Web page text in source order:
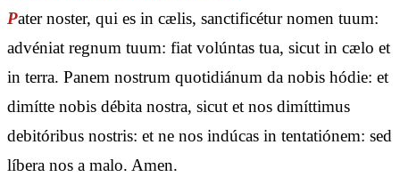
Pater noster, qui es in cælis, sanctificétur nomen tuum:
advéniat regnum tuum: fiat volúntas tua, sicut in cælo et
in terra. Panem nostrum quotidiánum da nobis hódie: et
dimítte nobis débita nostra, sicut et nos dimíttimus
debitóribus nostris: et ne nos indúcas in tentatiónem: sed
líbera nos a malo. Amen.